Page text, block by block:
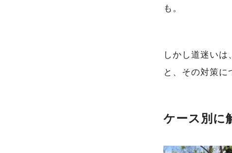
も。
しかし道迷い
と、その対策に
ケース別に